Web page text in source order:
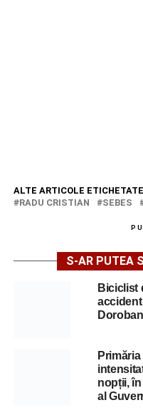
ALTE ARTICOLE
RADU CRISTIAN
SEBES
S-AR PUTEA
Biciclist
nopții,
al